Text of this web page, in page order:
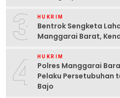
3 HUKRIM
Bentrok Sengketa
Manggarai Barat,
4 HUKRIM
Polres Manggarai
Pelaku Persetubuhan
Bajo